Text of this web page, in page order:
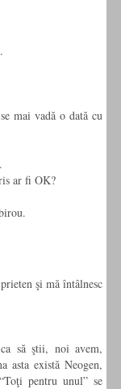
mai vadă o dată cu
ar fi OK?
şi mă întâlnesc
să ştii, noi avem,
asta există Neogen,
pentru unul” se